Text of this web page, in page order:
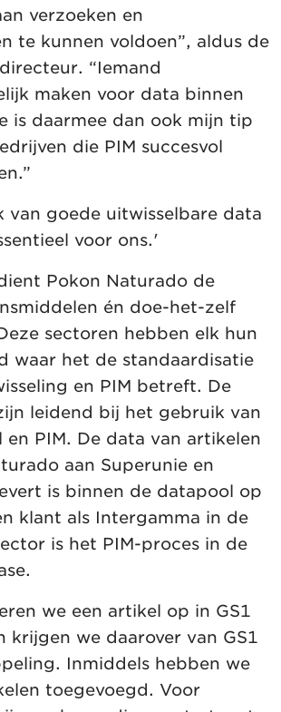
verzoeken en
te kunnen voldoen”, aldus de
“Iemand
maken voor data binnen
is daarmee dan ook mijn tip
die PIM succesvol
van goede uitwisselbare data
voor ons.'
Pokon Naturado de
én doe-het-zelf
sectoren hebben elk hun
waar het de standaardisatie
en PIM betreft. De
leidend bij het gebruik van
en PIM. De data van artikelen
aan Superunie en
is binnen de datapool op
klant als Intergamma in de
is het PIM-proces in de
we een artikel op in GS1
krijgen we daarover van GS1
Inmiddels hebben we
toegevoegd. Voor